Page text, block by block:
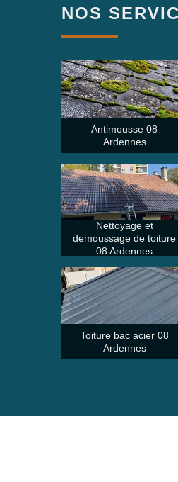
NOS
Antimousse 08
Ardennes
Nettoyage et
demoussage de toiture
08 Ardennes
Toiture bac acier 08
Ardennes